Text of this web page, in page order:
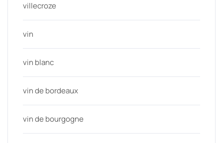
villecroze
vin
vin blanc
vin de bordeaux
vin de bourgogne